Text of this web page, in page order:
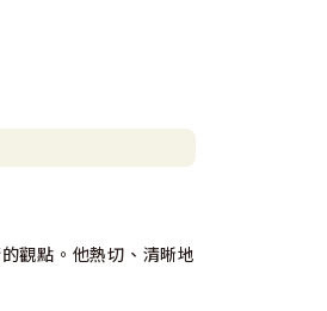
觀點。他熱切、清晰地